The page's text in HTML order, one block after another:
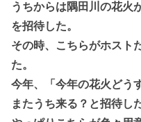
うちからは隅田川の花火
を招待した。
その時、こちらがホスト
た。
今年、「今年の花火どう
またうち来る？と招待し